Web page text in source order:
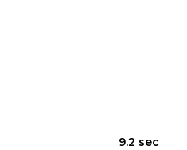
9.2 sec